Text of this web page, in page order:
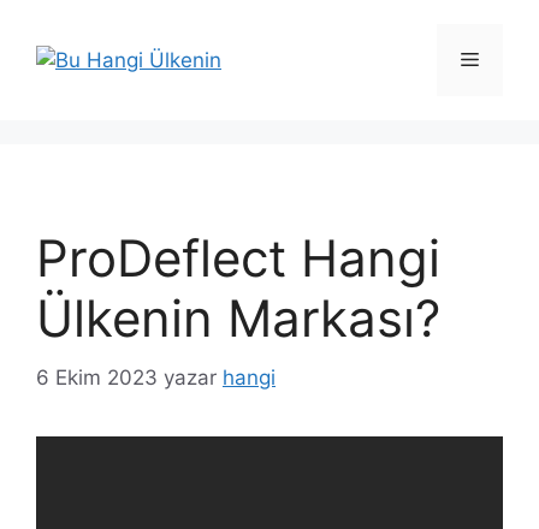
Menü
ProDeflect Hangi
Ülkenin Markası?
6 Ekim 2023 yazar hangi